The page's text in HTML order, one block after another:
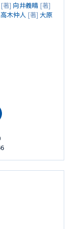
[著] 向井義晴 [著]
高木仲人 [著] 大原